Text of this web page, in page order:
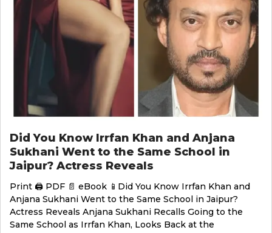
Did You Know Irrfan Khan and Anjana
Sukhani Went to the Same School in
Jaipur? Actress Reveals
Print 🖨 PDF 📄 eBook 📱Did You Know Irrfan Khan and
Anjana Sukhani Went to the Same School in Jaipur?
Actress Reveals Anjana Sukhani Recalls Going to the
Same School as Irrfan Khan, Looks Back at the